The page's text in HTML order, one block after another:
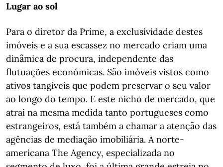
Lugar ao sol
Para o diretor da Príme, a exclusividade destes
imóveis e a sua escassez no mercado criam uma
dinâmica de procura, independente das
flutuações económicas. São imóveis vistos como
ativos tangíveis que podem preservar o seu valor
ao longo do tempo. E este nicho de mercado, que
atrai na mesma medida tanto portugueses como
estrangeiros, está também a chamar a atenção das
agências de mediação imobiliária. A norte-
americana The Agency, especializada no